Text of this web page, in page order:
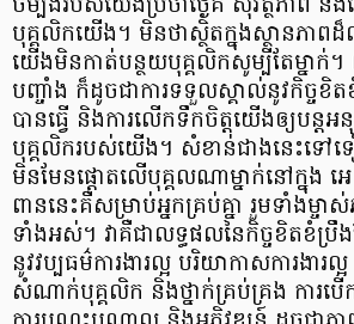
បុគ្គលិកយើង។ មិនថាស្ថិតក្នុងស្ថានភា
យើងមិនកាត់បន្ថយបុគ្គលិកសូម្បីតែម្នាក់។ ព
បញ្ចាំង ក៏ដូចជាការទទួលស្គាល់នូវកិច្ចខិ
បានធ្វើ និងការលើកទឹកចិត្តយើងឲ្យបន្ដអ
បុគ្គលិករបស់យើង។ សំខាន់ជាងនេះទៅទៀ
មិនមែនផ្ដោតលើបុគ្គលណាម្នាក់នៅក្នុង អ
ពាននេះគឺសម្រាប់អ្នកគ្រប់គ្នា រួមទាំងម្
ទាំងអស់។ វាគឺជាលទ្ធផលនៃកិច្ចខិតខំប្រឹងប្
នូវវប្បធម៌ការងារល្អ បរិយាកាសការងារល្អ
សំណាក់បុគ្គលិក និងថ្នាក់គ្រប់គ្រង ការប